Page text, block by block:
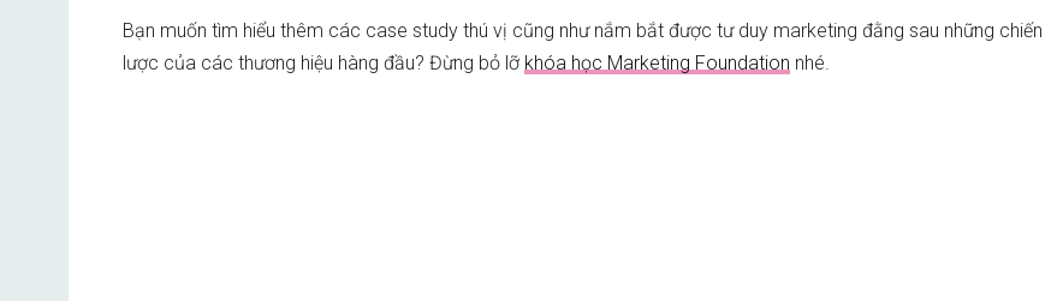
Bạn muốn tìm hiểu thêm các case study thú vị cũng như nắm bắt được tư duy marketing đằng sau những chiến
lược của các thương hiệu hàng đầu? Đừng bỏ lỡ khóa học Marketing Foundation nhé.